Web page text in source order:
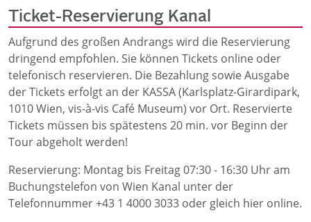
Ticket-Reservierung Kanal
Aufgrund des großen Andrangs wird die Reservierung
dringend empfohlen. Sie können Tickets online oder
telefonisch reservieren. Die Bezahlung sowie Ausgabe
der Tickets erfolgt an der KASSA (Karlsplatz-Girardipark,
1010 Wien, vis-à-vis Café Museum) vor Ort. Reservierte
Tickets müssen bis spätestens 20 min. vor Beginn der
Tour abgeholt werden!
Reservierung: Montag bis Freitag 07:30 - 16:30 Uhr am
Buchungstelefon von Wien Kanal unter der
Telefonnummer +43 1 4000 3033 oder gleich hier online.